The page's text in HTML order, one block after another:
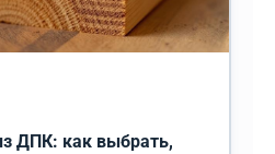
ДПК: как выбрать,